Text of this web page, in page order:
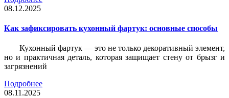
08.12.2025
Как зафиксировать кухонный фартук: основные способы
Кухонный фартук — это не только декоративный элемент,
но и практичная деталь, которая защищает стену от брызг и
загрязнений
Подробнее
08.11.2025